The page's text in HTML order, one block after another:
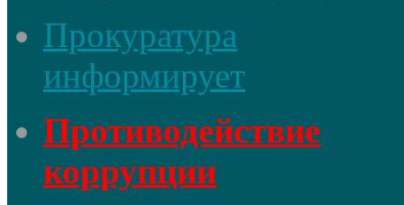
Прокуратура
информирует
Противодействие
коррупции